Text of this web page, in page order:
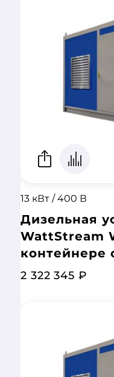
13 кВт / 400 В
Дизельная
WattStream
контейнере
2 322 345 ₽